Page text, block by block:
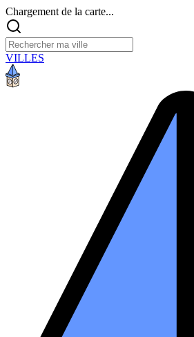
Chargement de la carte...
VILLES